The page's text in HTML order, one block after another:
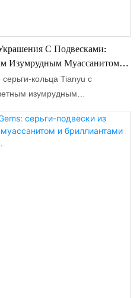
С Подвесками:
Изумрудным Муассанитом
кольца Tianyu с
изумрудным
помогает компаниям
и укреплять экологические